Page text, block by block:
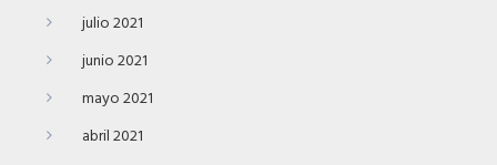
julio 2021
junio 2021
mayo 2021
abril 2021